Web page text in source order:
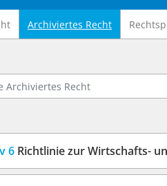
Archiviertes Recht
Recht
6 Richtlinie zur Wirtschafts- und